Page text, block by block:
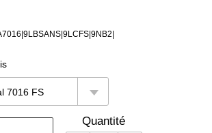
7016 FS
Quantité